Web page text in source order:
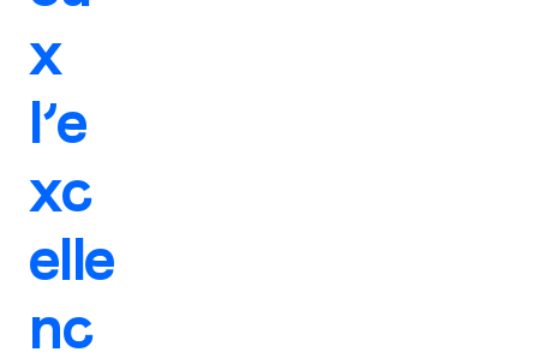
x
l’e
xc
elle
nc